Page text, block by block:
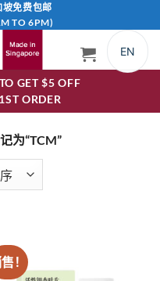
免费包邮
TO 6PM)
EN
GET $5 OFF
ORDER
为“TCM”
！